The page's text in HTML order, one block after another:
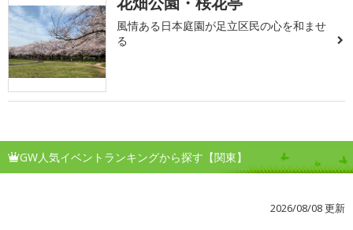
風情ある日本庭園が足立区民の心を和ませ
る
GW人気イベントランキングから探す【関東】
2026/08/08 更新